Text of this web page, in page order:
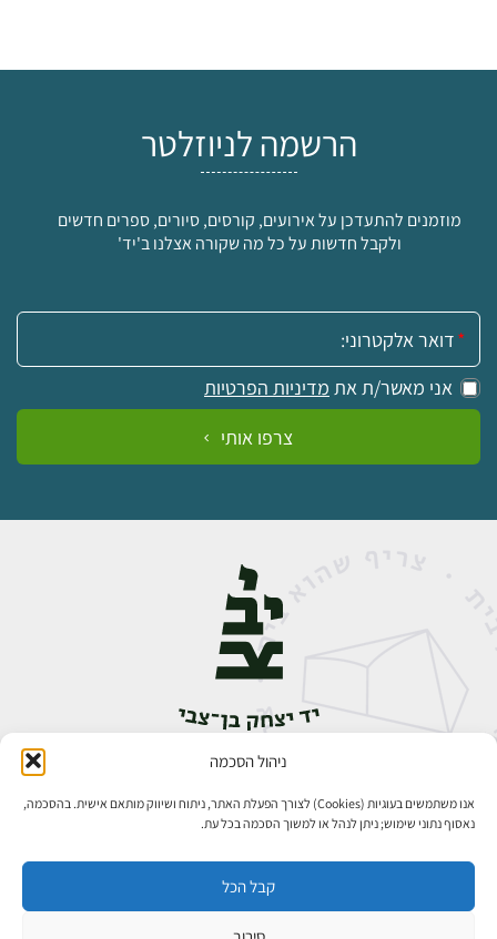
ניהול הסכמה
אנו משתמשים בעוגיות (Cookies) לצורך הפעלת האתר, ניתוח ושיווק מותאם אישית. בהסכמה,
נאסוף נתוני שימוש; ניתן לנהל או למשוך הסכמה בכל עת.
קבל הכל
הרשמה לניוזלטר
מוזמנים להתעדכן על אירועים, קורסים, סיורים, ספרים חדשים
ולקבל חדשות על כל מה שקורה אצלנו ב'יד'
אימייל:
אני מאשר/ת את מדיניות הפרטיות
צרפו אותי
אבן גבירול 14, רחביה, ירושלים